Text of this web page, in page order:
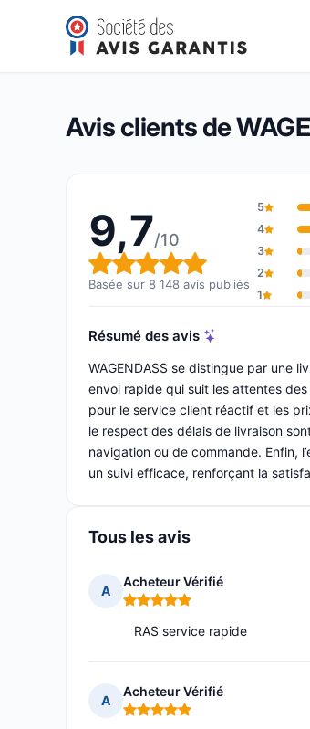
WAGENDASS
Note globale : 9,7 sur 10
9,7/10(8 148 avis)
Avis clients de
9,7/10
Note globale : 9,7
Basée sur 8 148 avis publiés
5
4
3
2
1
Résumé des avis
WAGENDASS se distingue par une
envoi rapide qui suit les attentes
pour le service client réactif et les
le respect des délais de livraison
navigation ou de commande. Enfin,
un suivi efficace, renforçant la
Tous les avis
A
Acheteur Vérifié
Note : 5 sur 5
RAS service rapide
A
Acheteur Vérifié
Note : 5 sur 5